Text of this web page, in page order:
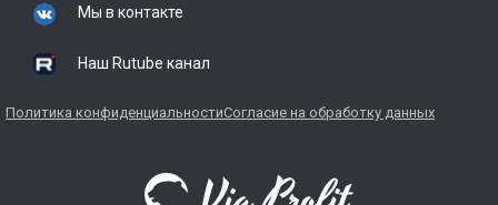
Мы в контакте
Наш Rutube канал
Политика конфиденциальностиСогласие на обработку данных